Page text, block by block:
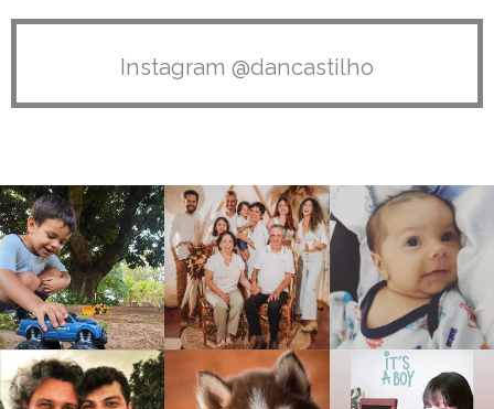
Instagram @dancastilho